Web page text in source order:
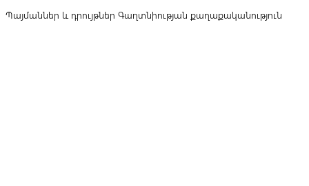
Պայմաններ և դրույթներ Գաղտնիության քաղաքականություն